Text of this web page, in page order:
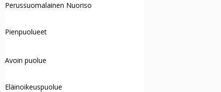
Perussuomalainen Nuoriso
Pienpuolueet
Avoin puolue
Eläinoikeuspuolue